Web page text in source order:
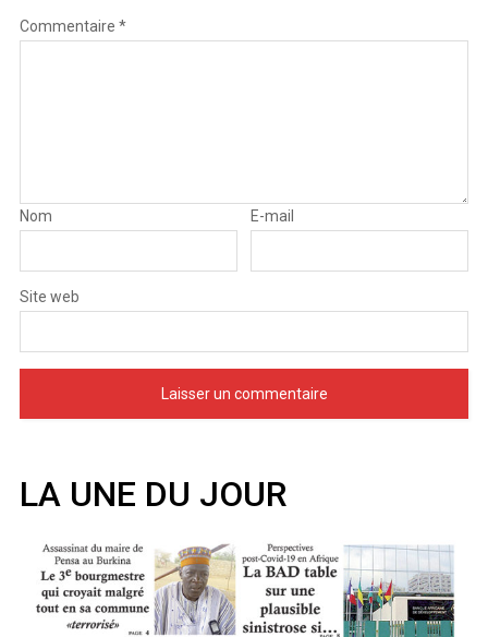
Commentaire *
Nom E-mail
Site web
LA UNE DU JOUR